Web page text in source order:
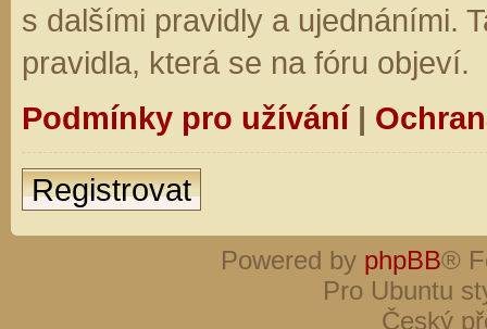
s dalšími pravidly a ujednáními.
pravidla, která se na fóru objeví.
Podmínky pro užívání|
Registrovat
Powered by phpBB®
Pro Ubuntu
Český